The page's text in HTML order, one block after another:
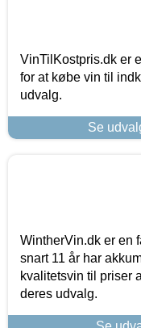
VinTilKostpris.dk er
for at købe vin til
udvalg.
Se
WintherVin.dk er en
snart 11 år har
kvalitetsvin til priser
deres udvalg.